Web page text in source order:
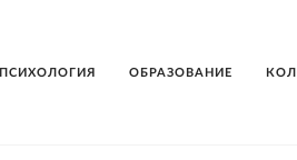
ПСИХОЛОГИЯ ОБРАЗОВАНИЕ